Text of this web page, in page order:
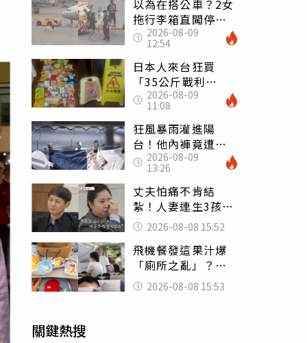
以為在搭公車？2女
拖行李箱直闖停機
坪「揮手攔機」
荒謬影片曝網傻眼
2026-08-09
12:54
日本人來台狂買
「35公斤戰利
品」 連拜拜用紅
盤、「小心地滑」
告示牌也帶回家
2026-08-09
11:08
狂風暴雨灌進陽
台！他內褲竟遭颱
風吹走 陳世軒神
回1句笑翻上萬網友
2026-08-09
13:26
丈夫怕痛不肯結
紮！人妻連生3孩
控遭家暴淚喊：真
的好累
2026-08-08 15:52
飛機餐發這果汁爆
「廁所之亂」？乘
客崩潰：差點丟大
臉 醫揭3類人別亂
2026-08-08 15:53
關鍵熱搜